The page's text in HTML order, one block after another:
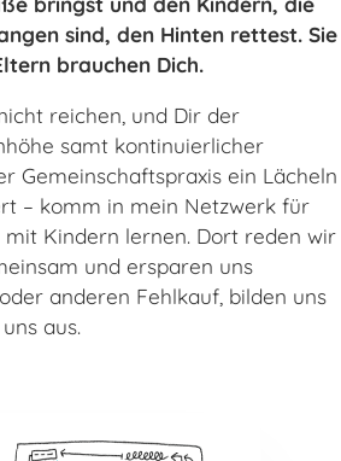
sind, den Hinten rettest. Sie
brauchen Dich.
reichen, und Dir der
samt kontinuierlicher
Gemeinschaftspraxis ein Lächeln
– komm in mein Netzwerk für
mit Kindern lernen. Dort reden wir
und ersparen uns
anderen Fehlkauf, bilden uns
aus.